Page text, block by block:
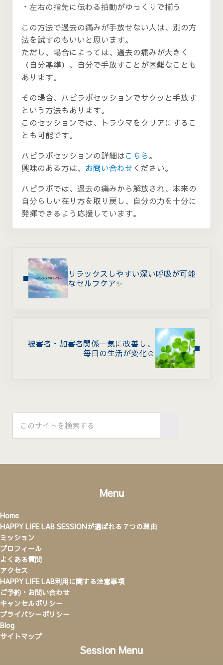
・左右の指先に伝わる拍動がゆっくりで揃う
この方法で過去の痛みが手放せない人は、別の方
法を試すのもいいと思います。
ただし、場合によっては、過去の痛みが大きく
（自分基準）、自分で手放すことが困難なことも
あります。
その場合、ハピラボセッションでサクッと手放す
という方法もあります。
このセッションでは、トラウマをクリアにするこ
とも可能です。
ハピラボセッションの詳細はこちら。
興味のある方は、 お問い合わせください。
ハピラボでは、過去の痛みから解放され、本来の
自分らしい在り方を取り戻し、自分の力を十分に
発揮できるよう応援しています。
リラックスしやすい深い呼吸が可能
なセルフケア✨
被害者・加害者関係一気に改善し、
毎日の生活が変化☺
Sidebar
Menu
Home
HAPPY LIFE LAB SESSIONが選ばれる７つの理由
ミッション
プロフィール
よくある質問
アクセス
HAPPY LIFE LAB利用に関する注意事項
ご予約・お問い合わせ
キャンセルポリシー
プライバシーポリシー
Blog
サイトマップ
Session Menu